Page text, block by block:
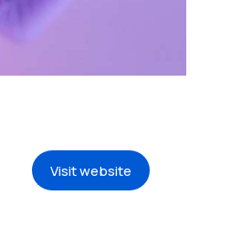
Visit website